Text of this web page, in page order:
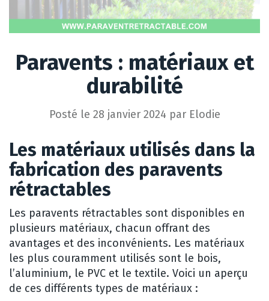
Paravents : matériaux et
durabilité
Posté le 28 janvier 2024 par Elodie
Les matériaux utilisés dans la
fabrication des paravents
rétractables
Les paravents rétractables sont disponibles en
plusieurs matériaux, chacun offrant des
avantages et des inconvénients. Les matériaux
les plus couramment utilisés sont le bois,
l’aluminium, le PVC et le textile. Voici un aperçu
de ces différents types de matériaux :